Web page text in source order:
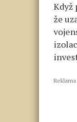
Když
že
Reklama